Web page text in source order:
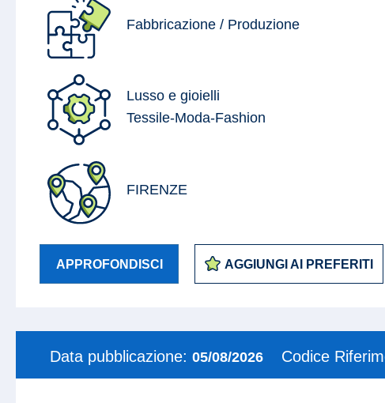
Fabbricazione / Produzione
Lusso e gioielli
Tessile-Moda-Fashion
FIRENZE
APPROFONDISCI AGGIUNGI AI PREFERITI
Data pubblicazione: 05/08/2026 Codice